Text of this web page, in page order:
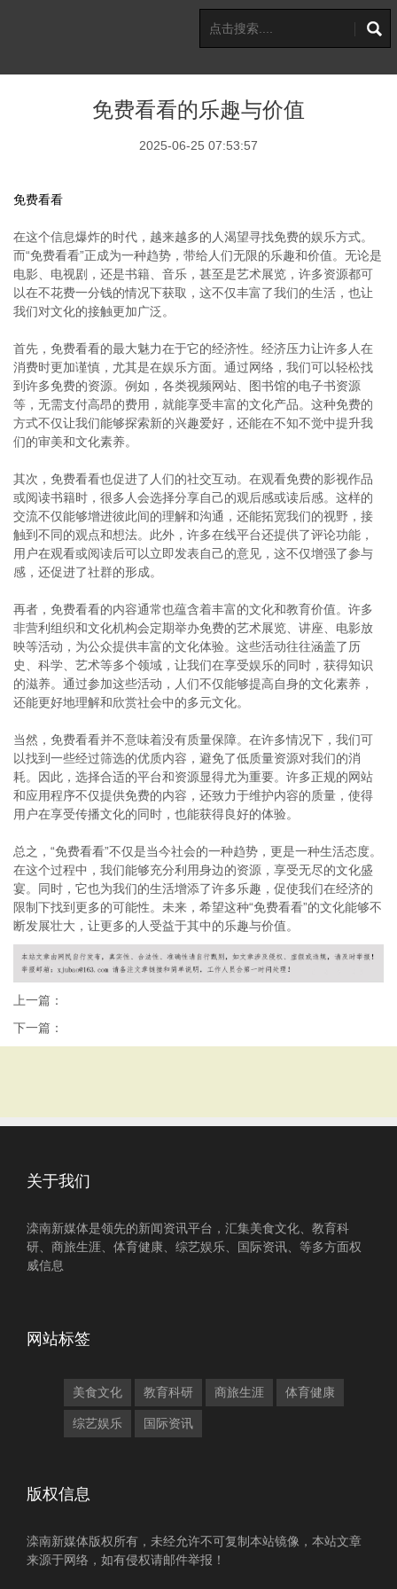
免费看看的乐趣与价值
2025-06-25 07:53:57
免费看看
在这个信息爆炸的时代，越来越多的人渴望寻找免费的娱乐方式。
而“免费看看”正成为一种趋势，带给人们无限的乐趣和价值。无论是
电影、电视剧，还是书籍、音乐，甚至是艺术展览，许多资源都可
以在不花费一分钱的情况下获取，这不仅丰富了我们的生活，也让
我们对文化的接触更加广泛。
首先，免费看看的最大魅力在于它的经济性。经济压力让许多人在
消费时更加谨慎，尤其是在娱乐方面。通过网络，我们可以轻松找
到许多免费的资源。例如，各类视频网站、图书馆的电子书资源
等，无需支付高昂的费用，就能享受丰富的文化产品。这种免费的
方式不仅让我们能够探索新的兴趣爱好，还能在不知不觉中提升我
们的审美和文化素养。
其次，免费看看也促进了人们的社交互动。在观看免费的影视作品
或阅读书籍时，很多人会选择分享自己的观后感或读后感。这样的
交流不仅能够增进彼此间的理解和沟通，还能拓宽我们的视野，接
触到不同的观点和想法。此外，许多在线平台还提供了评论功能，
用户在观看或阅读后可以立即发表自己的意见，这不仅增强了参与
感，还促进了社群的形成。
再者，免费看看的内容通常也蕴含着丰富的文化和教育价值。许多
非营利组织和文化机构会定期举办免费的艺术展览、讲座、电影放
映等活动，为公众提供丰富的文化体验。这些活动往往涵盖了历
史、科学、艺术等多个领域，让我们在享受娱乐的同时，获得知识
的滋养。通过参加这些活动，人们不仅能够提高自身的文化素养，
还能更好地理解和欣赏社会中的多元文化。
当然，免费看看并不意味着没有质量保障。在许多情况下，我们可
以找到一些经过筛选的优质内容，避免了低质量资源对我们的消
耗。因此，选择合适的平台和资源显得尤为重要。许多正规的网站
和应用程序不仅提供免费的内容，还致力于维护内容的质量，使得
用户在享受传播文化的同时，也能获得良好的体验。
总之，“免费看看”不仅是当今社会的一种趋势，更是一种生活态度。
在这个过程中，我们能够充分利用身边的资源，享受无尽的文化盛
宴。同时，它也为我们的生活增添了许多乐趣，促使我们在经济的
限制下找到更多的可能性。未来，希望这种“免费看看”的文化能够不
断发展壮大，让更多的人受益于其中的乐趣与价值。
上一篇：
下一篇：
关于我们
滦南新媒体是领先的新闻资讯平台，汇集美食文化、教育科
研、商旅生涯、体育健康、综艺娱乐、国际资讯、等多方面权
威信息
网站标签
美食文化 教育科研 商旅生涯 体育健康
综艺娱乐 国际资讯
版权信息
滦南新媒体版权所有，未经允许不可复制本站镜像，本站文章
来源于网络，如有侵权请邮件举报！